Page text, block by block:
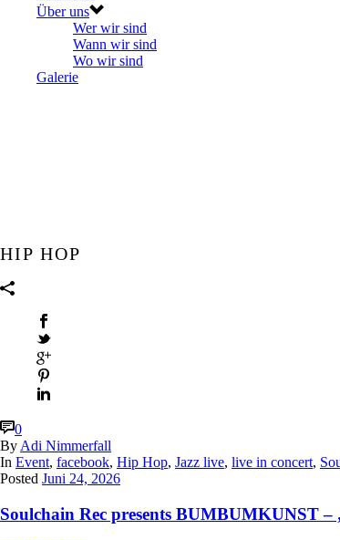
Über uns
Wer wir sind
Wann wir sind
Wo wir sind
Galerie
HIP HOP
0
By Adi Nimmerfall
In Event, facebook, Hip Hop, Jazz live, live in concert,
Posted Juni 24, 2026
Soulchain Rec presents BUMBUMKUNST